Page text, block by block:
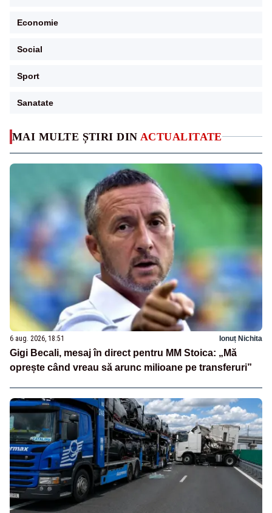
MAI MULTE ȘTIRI DIN ACTUALITATE
6 aug. 2026, 18:51 Ionuț Nichita
Gigi Becali, mesaj în direct pentru MM Stoica: „Mă
oprește când vreau să arunc milioane pe transferuri”
Economie
Social
Sport
Sanatate